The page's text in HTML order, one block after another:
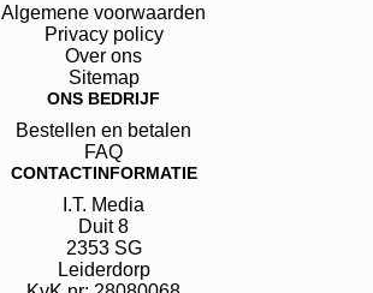
Algemene voorwaarden
Privacy policy
Over ons
Sitemap
ONS BEDRIJF
Bestellen en betalen
FAQ
CONTACTINFORMATIE
I.T. Media
Duit8
2353 SG
Leiderdorp